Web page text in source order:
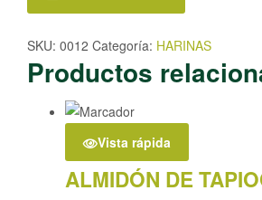
SALUD
cantidad
SKU: 0012 Categoría: HARINAS
Productos
Vista rápida
ALMIDÓN DE